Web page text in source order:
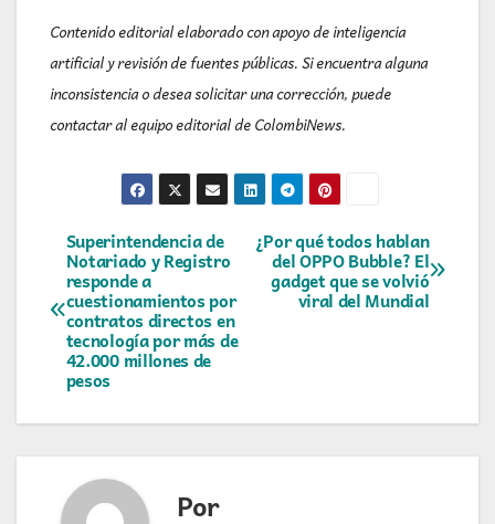
Contenido editorial elaborado con apoyo de inteligencia
artificial y revisión de fuentes públicas. Si encuentra alguna
inconsistencia o desea solicitar una corrección, puede
contactar al equipo editorial de ColombiNews.
Navegación
de
entradas
¿Por qué todos hablan
del OPPO Bubble? El
gadget que se volvió
viral del Mundial
Superintendencia de
Notariado y Registro
responde a
cuestionamientos por
contratos directos en
tecnología por más de
42.000 millones de
pesos
Por